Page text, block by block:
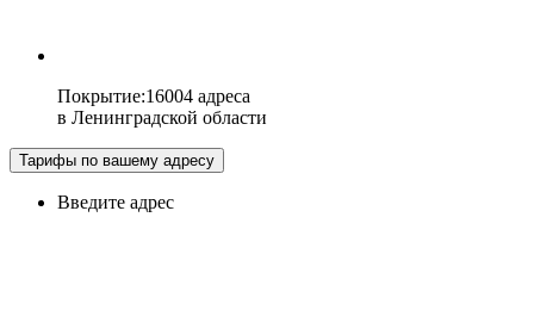
Покрытие:16004 адреса
в Ленинградской области
Тарифы по вашему адресу
Введите адрес